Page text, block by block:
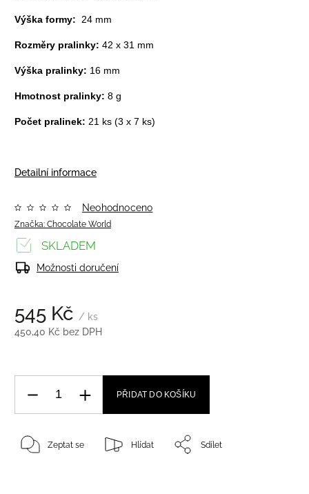
Výška formy: 24 mm
Rozměry pralinky: 42 x 31 mm
Výška pralinky: 16 mm
Hmotnost pralinky: 8 g
Počet pralinek: 21 ks (3 x 7 ks)
Detailní informace
Značka: Chocolate World
Neohodnoceno
545 Kč / ks
450,40 Kč bez DPH
SKLADEM
Možnosti doručení
PŘIDAT DO KOŠÍKU
Zeptat se Hlídat Sdílet